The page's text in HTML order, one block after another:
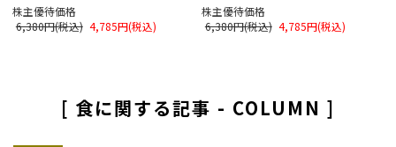
株主優待価格
6,380円(税込) 4,785円(税込)
株主優待価格
6,380円(税込) 4,785円(税込)
[ 食に関する記事 - COLUMN ]